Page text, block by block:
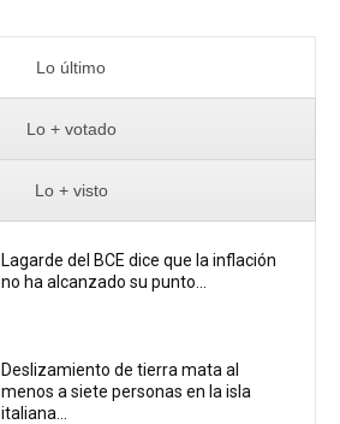
Lo último
Lo + votado
Lo + visto
Lagarde del BCE dice que la inflación
no ha alcanzado su punto...
Deslizamiento de tierra mata al
menos a siete personas en la isla
italiana...